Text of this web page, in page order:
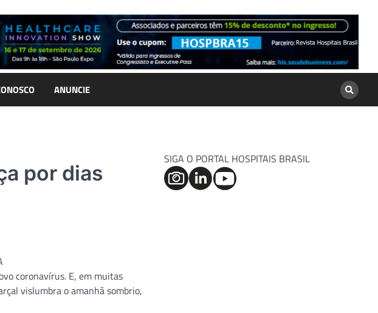
ANUNCIE
por dias
coronavírus. E, em muitas
vislumbra o amanhã sombrio,
SIGA O PORTAL HOSPITAIS BRASIL